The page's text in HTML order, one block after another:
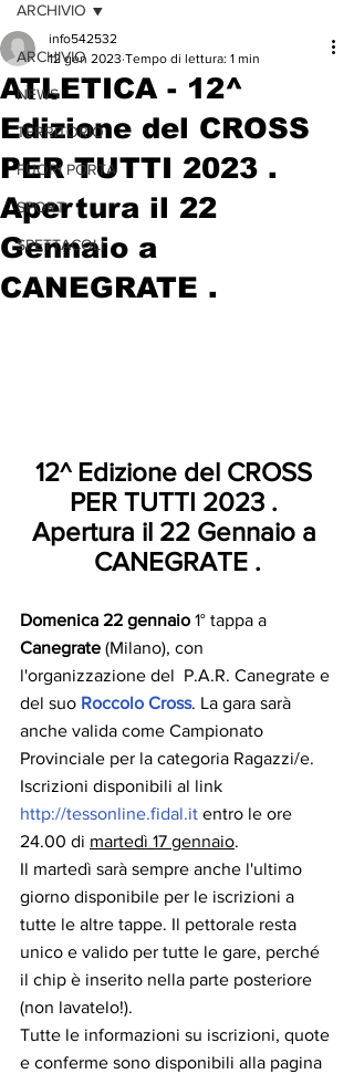
ARCHIVIO
NEWS
TERRITORIO
FUORI PORTA
SPORT
SPETTACOLI
ARCHIVIO
ATLETICA - 12^
Edizione del CROSS
PER TUTTI 2023 .
Apertura il 22
Gennaio a
CANEGRATE .
info542532
12 gen 2023 Tempo di lettura: 1 min
12^ Edizione del CROSS
PER TUTTI 2023 .
Apertura il 22 Gennaio a
CANEGRATE .
Domenica 22 gennaio 1° tappa a
Canegrate (Milano), con
l'organizzazione del  P.A.R. Canegrate e
del suo Roccolo Cross. La gara sarà
anche valida come Campionato
Provinciale per la categoria Ragazzi/e.
Iscrizioni disponibili al link
http://tessonline.fidal.it entro le ore
24.00 di martedì 17 gennaio.
Il martedì sarà sempre anche l'ultimo
giorno disponibile per le iscrizioni a
tutte le altre tappe. Il pettorale resta
unico e valido per tutte le gare, perché
il chip è inserito nella parte posteriore
(non lavatelo!).
Tutte le informazioni su iscrizioni, quote
e conferme sono disponibili alla pagina